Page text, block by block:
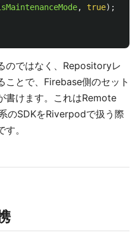
, true);
のではなく、Repositoryレ
ことで、Firebase側のセット
書けます。これはRemote
のSDKをRiverpodで扱う際
。